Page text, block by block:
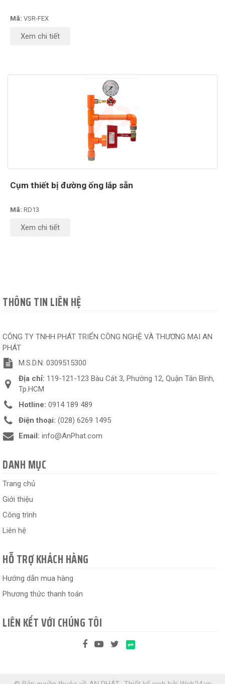
Mã: VSR-FEX
Xem chi tiết
Cụm thiết bị đường ống lắp sẵn
Mã: RD13
Xem chi tiết
THÔNG TIN LIÊN HỆ
CÔNG TY TNHH PHÁT TRIỂN CÔNG NGHỆ VÀ THƯƠNG MẠI AN
PHÁT
M.S.D.N: 0309515300
Địa chỉ: 119-121-123 Bàu Cát 3, Phường 12, Quận Tân Bình,
Tp.HCM
Hotline: 0914 189 489
Điện thoại: (028) 6269 1495
Email: info@AnPhat.com
DANH MỤC
Trang chủ
Giới thiệu
Công trình
Liên hệ
HỖ TRỢ KHÁCH HÀNG
Hướng dẫn mua hàng
Phương thức thanh toán
LIÊN KẾT VỚI CHÚNG TÔI